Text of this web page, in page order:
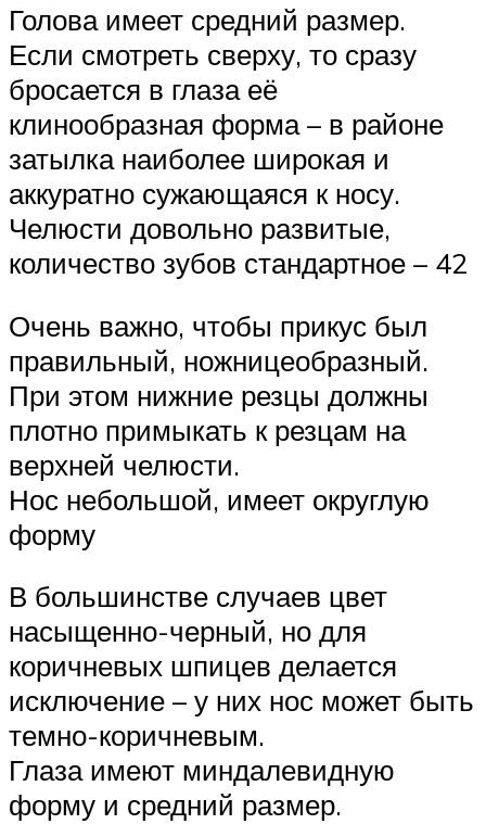
Голова имеет средний размер.
Если смотреть сверху, то сразу
бросается в глаза её
клинообразная форма – в районе
затылка наиболее широкая и
аккуратно сужающаяся к носу.
Челюсти довольно развитые,
количество зубов стандартное – 42
Очень важно, чтобы прикус был
правильный, ножницеобразный.
При этом нижние резцы должны
плотно примыкать к резцам на
верхней челюсти.
Нос небольшой, имеет округлую
форму
В большинстве случаев цвет
насыщенно-черный, но для
коричневых шпицев делается
исключение – у них нос может быть
темно-коричневым.
Глаза имеют миндалевидную
форму и средний размер.